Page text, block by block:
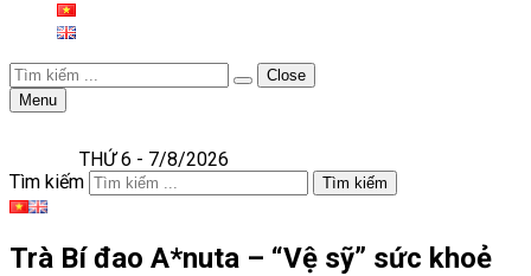
Close
Menu
THỨ 6 - 7/8/2026
Tìm kiếm
Tìm kiếm
Trà Bí đao A*nuta – “Vệ sỹ” sức khoẻ